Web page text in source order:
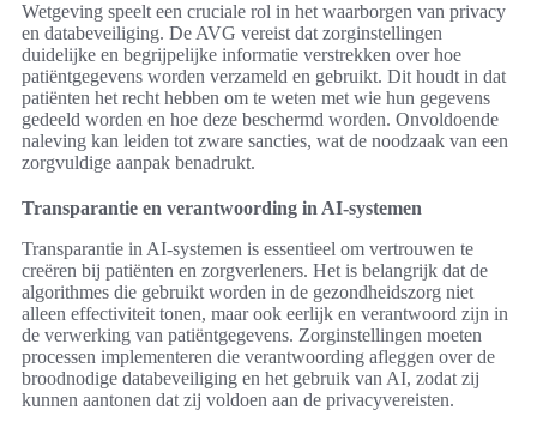
Wetgeving speelt een cruciale rol in het waarborgen van privacy
en databeveiliging. De AVG vereist dat zorginstellingen
duidelijke en begrijpelijke informatie verstrekken over hoe
patiëntgegevens worden verzameld en gebruikt. Dit houdt in dat
patiënten het recht hebben om te weten met wie hun gegevens
gedeeld worden en hoe deze beschermd worden. Onvoldoende
naleving kan leiden tot zware sancties, wat de noodzaak van een
zorgvuldige aanpak benadrukt.
Transparantie en verantwoording in AI-systemen
Transparantie in AI-systemen is essentieel om vertrouwen te
creëren bij patiënten en zorgverleners. Het is belangrijk dat de
algorithmes die gebruikt worden in de gezondheidszorg niet
alleen effectiviteit tonen, maar ook eerlijk en verantwoord zijn in
de verwerking van patiëntgegevens. Zorginstellingen moeten
processen implementeren die verantwoording afleggen over de
broodnodige databeveiliging en het gebruik van AI, zodat zij
kunnen aantonen dat zij voldoen aan de privacyvereisten.